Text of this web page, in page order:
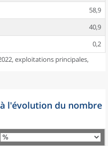
58,9
40,9
0,2
exploitations principales,
l'évolution du nombre